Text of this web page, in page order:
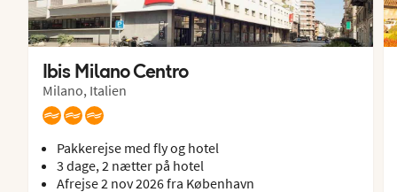
Ibis Milano Centro
Milano, Italien
Pakkerejse med fly og hotel
3 dage, 2 nætter på hotel
Afrejse 2 nov 2026 fra København